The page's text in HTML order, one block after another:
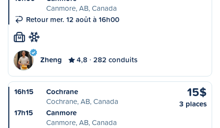
Canmore, AB, Canada
Retour mer. 12 août à 16h00
M
Zheng 4,8 282 conduits
16h15
Cochrane
Cochrane, AB, Canada
17h15
Canmore
Canmore, AB, Canada
15$
3 places